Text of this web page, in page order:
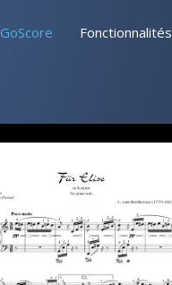
GoScore Fonctionnalités